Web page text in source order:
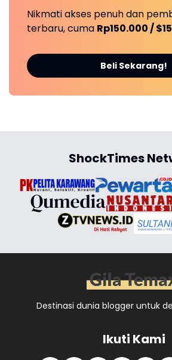
Nikmati akses penuh dan
terbaru, cuma Rp150.000 / $15
Beli Sekarang!
ShockTimes
Destinasi dunia blogger untuk
Ikuti Kami